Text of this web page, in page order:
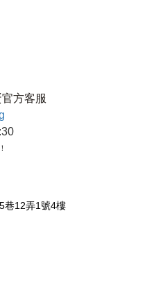
方客服
巷12弄1號4樓